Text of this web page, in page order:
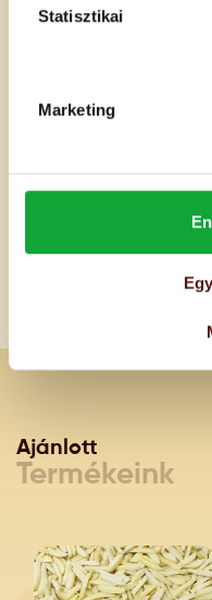
Statisztikai
Marketing
- amelyből cukrok:
Ajánlott
Termékeink